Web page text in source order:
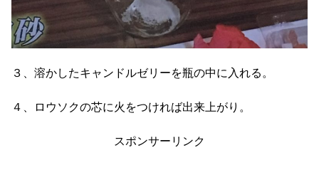
３、溶かしたキャンドルゼリーを瓶の中に入れる。
４、ロウソクの芯に火をつければ出来上がり。
スポンサーリンク